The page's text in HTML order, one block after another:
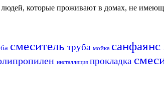
которые проживают в домах, не
смеситель труба мойка санфаянс
инсталляция прокладка